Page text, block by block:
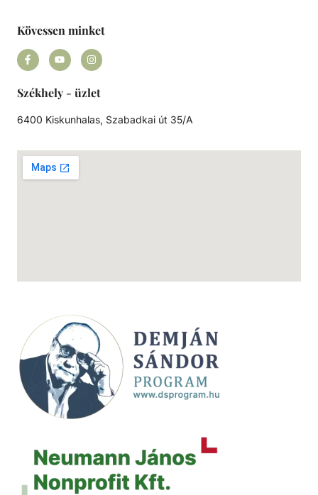
Kövessen minket
Székhely - üzlet
6400 Kiskunhalas, Szabadkai út 35/A